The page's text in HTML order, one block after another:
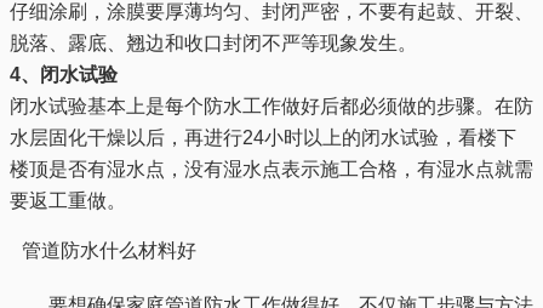
仔细涂刷，涂膜要厚薄均匀、封闭严密，不要有起鼓、开裂、
脱落、露底、翘边和收口封闭不严等现象发生。
4、闭水试验
闭水试验基本上是每个防水工作做好后都必须做的步骤。在防
水层固化干燥以后，再进行24小时以上的闭水试验，看楼下
楼顶是否有湿水点，没有湿水点表示施工合格，有湿水点就需
要返工重做。
管道防水什么材料好